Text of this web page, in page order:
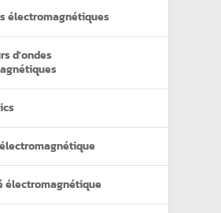
électromagnétiques
d'ondes
électromagnétique